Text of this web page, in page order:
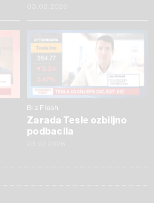
Biz Flash
Zarada Tesle ozbiljno
podbacila